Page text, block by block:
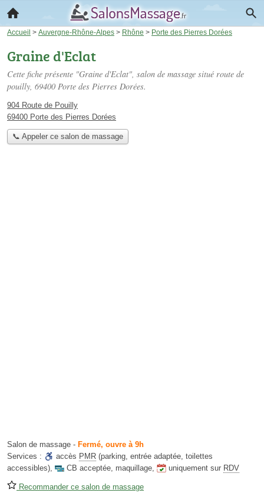
Accueil > Auvergne-Rhône-Alpes > Rhône > Porte des Pierres Dorées
Graine d'Eclat
Cette fiche présente "Graine d'Eclat", salon de massage situé route de
pouilly, 69400 Porte des Pierres Dorées.
904 Route de Pouilly
69400 Porte des Pierres Dorées
📞 Appeler ce salon de massage
Salon de massage - Fermé, ouvre à 9h
Services :
accès PMR (parking, entrée adaptée, toilettes
accessibles), CB acceptée, maquillage, uniquement sur RDV
Recommander ce salon de massage